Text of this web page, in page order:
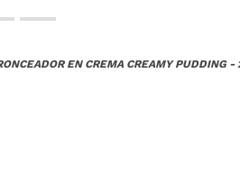
EN CREMA CREAMY PUDDING -